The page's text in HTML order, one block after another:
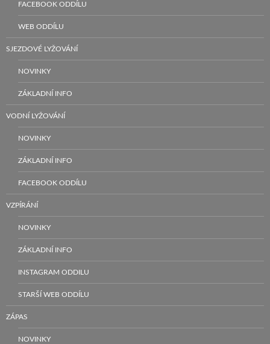
FACEBOOK ODDÍLU
WEB ODDÍLU
SJEZDOVÉ LYŽOVÁNÍ
NOVINKY
ZÁKLADNÍ INFO
VODNÍ LYŽOVÁNÍ
NOVINKY
ZÁKLADNÍ INFO
FACEBOOK ODDÍLU
VZPÍRÁNÍ
NOVINKY
ZÁKLADNÍ INFO
INSTAGRAM ODDILU
STARŠÍ WEB ODDÍLU
ZÁPAS
NOVINKY